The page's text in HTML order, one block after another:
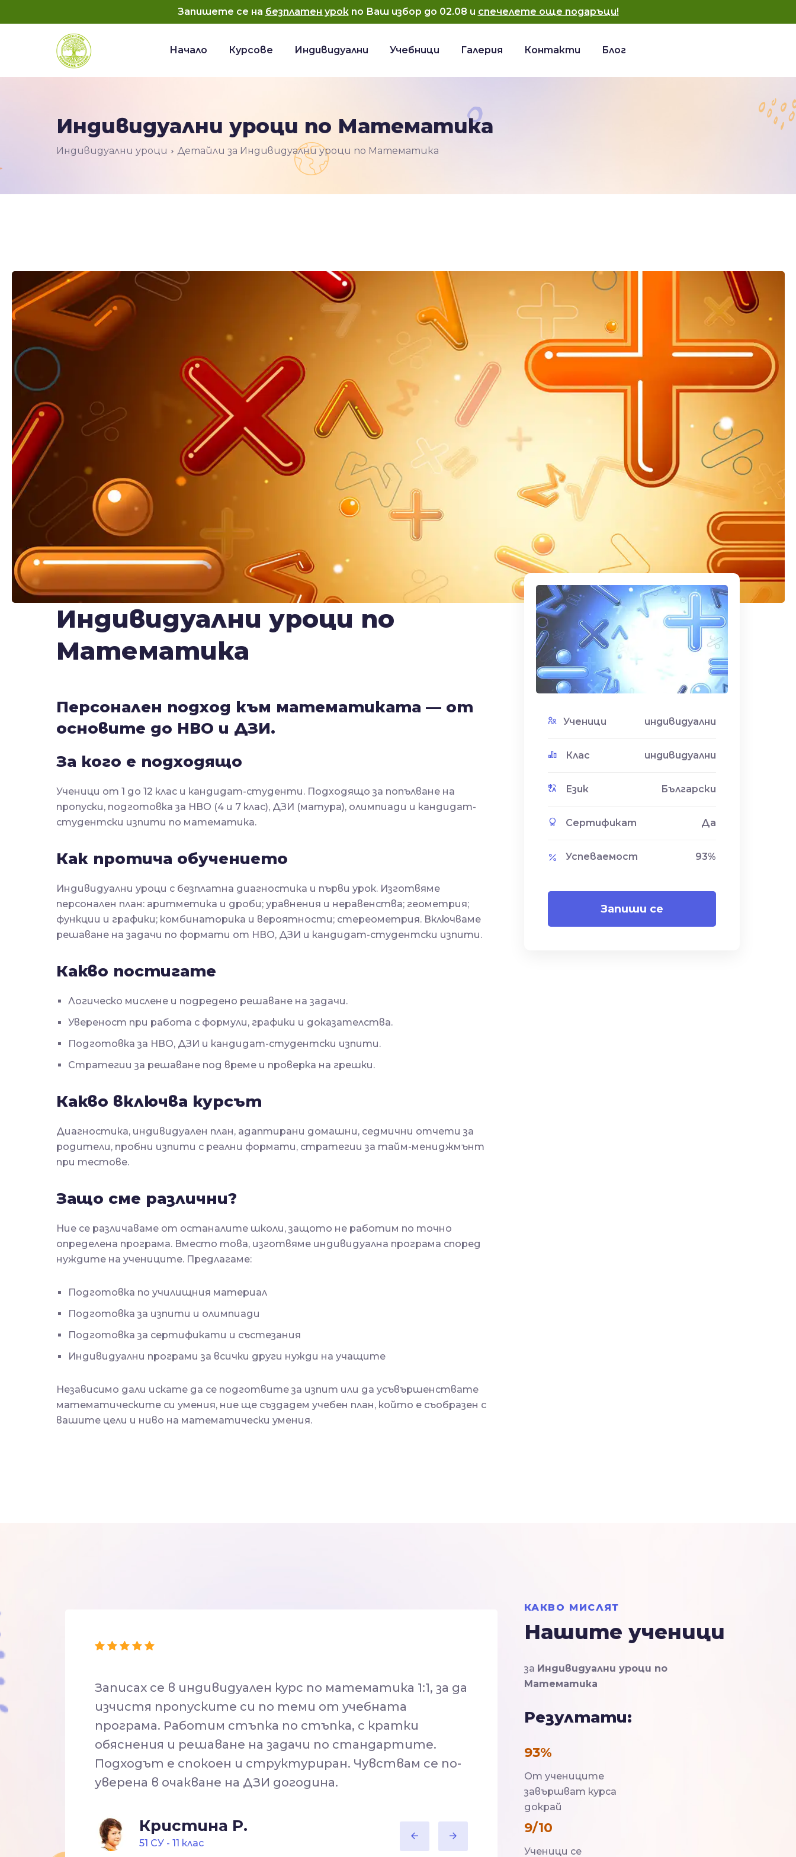
Запишете се на безплатен урокпо Ваш избор до 02.08 и спечелете още подаръци!
Начало Курсове Индивидуални Учебници Галерия Контакти Блог
Индивидуални уроци по Математика
Индивидуални уроци Детайли за Индивидуални уроци по Математика
Индивидуални уроци по
Математика
Персонален подход към математиката — от
основите до НВО и ДЗИ.
За кого е подходящо
Ученици от 1 до 12 клас и кандидат-студенти. Подходящо за попълване на
пропуски, подготовка за НВО (4 и 7 клас), ДЗИ (матура), олимпиади и кандидат-
студентски изпити по математика.
Как протича обучението
Индивидуални уроци с безплатна диагностика и първи урок. Изготвяме
персонален план: аритметика и дроби; уравнения и неравенства; геометрия;
функции и графики; комбинаторика и вероятности; стереометрия. Включваме
решаване на задачи по формати от НВО, ДЗИ и кандидат-студентски изпити.
Какво постигате
Логическо мислене и подредено решаване на задачи.
Увереност при работа с формули, графики и доказателства.
Подготовка за НВО, ДЗИ и кандидат-студентски изпити.
Стратегии за решаване под време и проверка на грешки.
Какво включва курсът
Диагностика, индивидуален план, адаптирани домашни, седмични отчети за
родители, пробни изпити с реални формати, стратегии за тайм-мениджмънт
при тестове.
Защо сме различни?
Ние се различаваме от останалите школи, защото не работим по точно
определена програма. Вместо това, изготвяме индивидуална програма според
нуждите на учениците. Предлагаме:
Подготовка по училищния материал
Подготовка за изпити и олимпиади
Подготовка за сертификати и състезания
Индивидуални програми за всички други нужди на учащите
Независимо дали искате да се подготвите за изпит или да усъвършенствате
математическите си умения, ние ще създадем учебен план, който е съобразен с
вашите цели и ниво на математически умения.
Ученици индивидуални
Клас индивидуални
Език Български
Сертификат Да
Успеваемост 93%
Запиши се
Записах се в индивидуален курс по математика 1:1, за да
изчистя пропуските си по теми от учебната
програма. Работим стъпка по стъпка, с кратки
обяснения и решаване на задачи по стандартите.
Подходът е спокоен и структуриран. Чувствам се по-
уверена в очакване на ДЗИ догодина.
Кристина Р.
51 CУ - 11 клас
КАКВО МИСЛЯТ
Нашите ученици
за Индивидуални уроци по
Математика
Резултати:
93%
От учениците
завършват курса
докрай
9/10
Ученици се